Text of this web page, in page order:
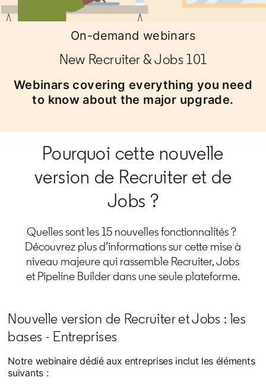
On-demand webinars
New Recruiter & Jobs 101
Webinars covering everything you need
to know about the major upgrade.
Pourquoi cette nouvelle
version de Recruiter et de
Jobs ?
Quelles sont les 15 nouvelles fonctionnalités ?
Découvrez plus d’informations sur cette mise à
niveau majeure qui rassemble Recruiter, Jobs
et Pipeline Builder dans une seule plateforme.
Nouvelle version de Recruiter et Jobs : les
bases - Entreprises
Notre webinaire dédié aux entreprises inclut les éléments
suivants :